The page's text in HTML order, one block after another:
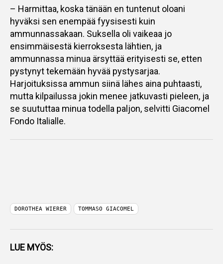
– Harmittaa, koska tänään en tuntenut oloani
hyväksi sen enempää fyysisesti kuin
ammunnassakaan. Suksella oli vaikeaa jo
ensimmäisestä kierroksesta lähtien, ja
ammunnassa minua ärsyttää erityisesti se, etten
pystynyt tekemään hyvää pystysarjaa.
Harjoituksissa ammun siinä lähes aina puhtaasti,
mutta kilpailussa jokin menee jatkuvasti pieleen, ja
se suututtaa minua todella paljon, selvitti Giacomel
Fondo Italialle.
DOROTHEA WIERER TOMMASO GIACOMEL
LUE MYÖS: